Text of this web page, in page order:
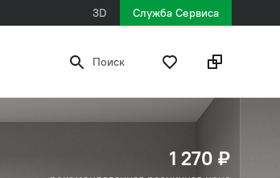
3D Служба Сервиса
Поиск
1 270 ₽